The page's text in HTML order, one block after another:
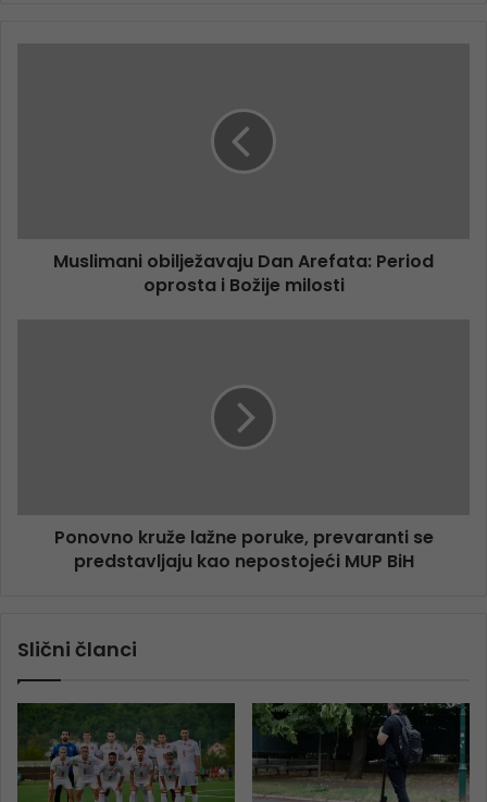
Muslimani obilježavaju Dan Arefata: Period
oprosta i Božije milosti
Ponovno kruže lažne poruke, prevaranti se
predstavljaju kao nepostojeći MUP BiH
Slični članci